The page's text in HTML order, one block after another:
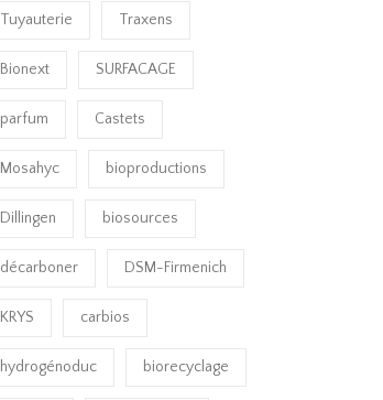
Tuyauterie Traxens
Bionext SURFACAGE
parfum Castets
Mosahyc bioproductions
Dillingen biosources
décarboner DSM-Firmenich
KRYS carbios
hydrogénoduc biorecyclage